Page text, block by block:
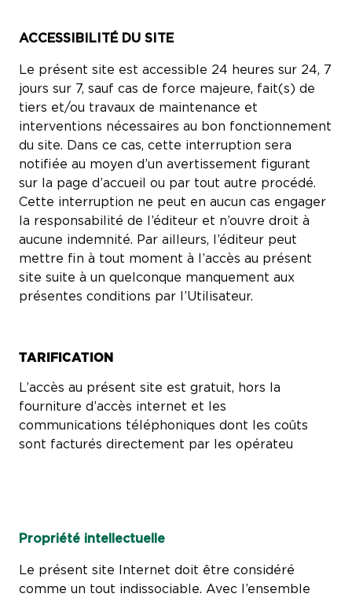
ACCESSIBILITÉ DU SITE
Le présent site est accessible 24 heures sur 24, 7
jours sur 7, sauf cas de force majeure, fait(s) de
tiers et/ou travaux de maintenance et
interventions nécessaires au bon fonctionnement
du site. Dans ce cas, cette interruption sera
notifiée au moyen d’un avertissement figurant
sur la page d’accueil ou par tout autre procédé.
Cette interruption ne peut en aucun cas engager
la responsabilité de l’éditeur et n’ouvre droit à
aucune indemnité. Par ailleurs, l’éditeur peut
mettre fin à tout moment à l’accès au présent
site suite à un quelconque manquement aux
présentes conditions par l’Utilisateur.
TARIFICATION
L’accès au présent site est gratuit, hors la
fourniture d’accès internet et les
communications téléphoniques dont les coûts
sont facturés directement par les opérateu
Propriété intellectuelle
Le présent site Internet doit être considéré
comme un tout indissociable. Avec l’ensemble